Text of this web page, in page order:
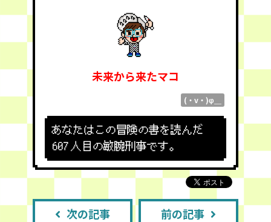
未来から来たマコ
(・v・)φ＿
あなたはこの冒険の書を読んだ
607 人目の敏腕刑事です。
次の記事 前の記事